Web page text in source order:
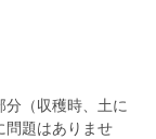
（収穫時、土に
問題はありませ